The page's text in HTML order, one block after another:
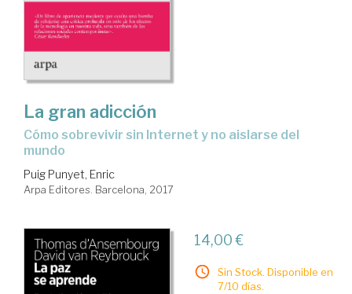
La gran adicción
cómo sobrevivir sin Internet y no aislarse del
mundo
Puig Punyet, Enric
Arpa Editores. Barcelona, 2017
14,00 €
Sin Stock. Disponible en
7/10 días.